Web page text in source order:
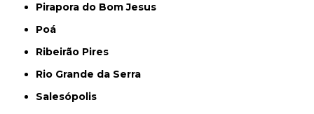
Pirapora do Bom Jesus
Poá
Ribeirão Pires
Rio Grande da Serra
Salesópolis